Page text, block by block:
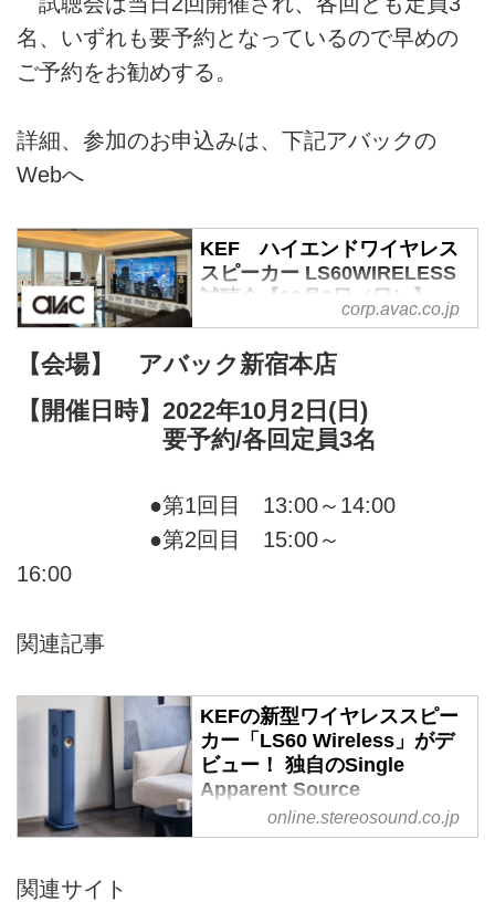
名、いずれも要予約となっているので早めの
ご予約をお勧めする。
詳細、参加のお申込みは、下記アバックの
Webへ
KEF ハイエンドワイヤレス
スピーカー LS60WIRELESS
試聴会【10月2日（日）】
ホームシアター専門サイト
corp.avac.co.jp
【会場】 アバック新宿本店
【開催日時】2022年10月2日(日)
要予約/各回定員3名
●第1回目 13:00～14:00
●第2回目 15:00～
16:00
関連記事
KEFの新型ワイヤレススピー
カー「LS60 Wireless」がデ
ビュー！ 独自のSingle
Apparent Source
Technologyを採用し、理想
の点音源再生と美しいデザイ
online.stereosound.co.jp
関連サイト